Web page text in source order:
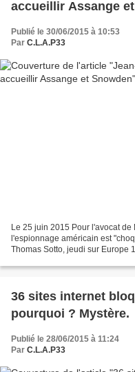
accueillir Assange
Publié le 30/06/2015 à 10:53
Par C.L.A.P33
Le 25 juin 2015 Pour l'avocat de
l'espionnage américain est
Thomas Sotto, jeudi sur Europe
36 sites internet
pourquoi ? Mystère.
Publié le 28/06/2015 à 11:24
Par C.L.A.P33